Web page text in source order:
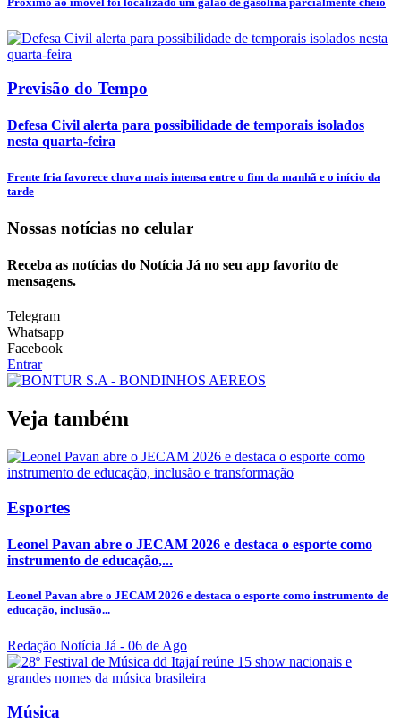
Previsão do Tempo
Defesa Civil alerta para possibilidade de temporais isolados
nesta quarta-feira
Frente fria favorece chuva mais intensa entre o fim da manhã e o início da
tarde
Nossas notícias no celular
Receba as notícias do Notícia Já no seu app favorito de
mensagens.
Telegram
Whatsapp
Facebook
Entrar
Veja também
Esportes
Leonel Pavan abre o JECAM 2026 e destaca o esporte como
instrumento de educação,...
Leonel Pavan abre o JECAM 2026 e destaca o esporte como instrumento de
educação, inclusão...
Redação Notícia Já - 06 de Ago
Música